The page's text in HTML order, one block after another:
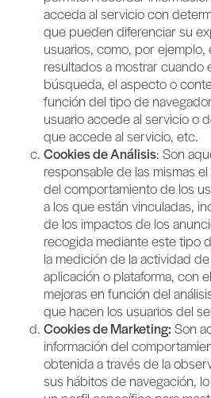
acceda al servicio con
que pueden diferenciar su
usuarios, como, por
resultados a mostrar cuando
búsqueda, el aspecto o
función del tipo de
usuario accede al servicio o
que accede al servicio, etc.
Cookies de Análisis: Son
responsable de las mismas
del comportamiento de los
a los que están vinculadas,
de los impactos de los
recogida mediante este tipo
la medición de la actividad
aplicación o plataforma, con
mejoras en función del
que hacen los usuarios del
Cookies de Marketing: Son
información del
obtenida a través de la
sus hábitos de navegación,